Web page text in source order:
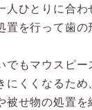
ひとりに合
を行って歯
もマウスピ
くくなるため
せ物の処置